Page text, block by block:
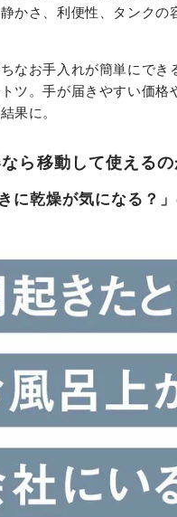
かさ、利便性、タンクの
なお手入れが簡単にでき
ツ。手が届きやすい価格
果に。
ら移動して使える
に乾燥が気になる？